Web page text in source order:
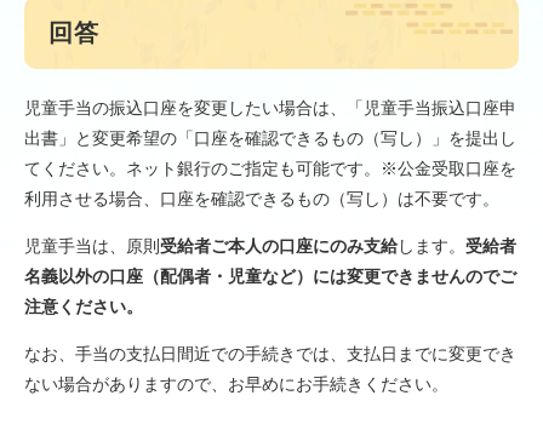
回答
児童手当の振込口座を変更したい場合は、「児童手当振込口座申
出書」と変更希望の「口座を確認できるもの（写し）」を提出し
てください。ネット銀行のご指定も可能です。※公金受取口座を
利用させる場合、口座を確認できるもの（写し）は不要です。
​児童手当は、原則 受給者ご本人の口座にのみ支給します。 受給者
名義以外の口座（配偶者・児童など）には変更できませんのでご
注意ください。​
なお、手当の支払日間近での手続きでは、支払日までに変更でき
ない場合がありますので、お早めにお手続きください。